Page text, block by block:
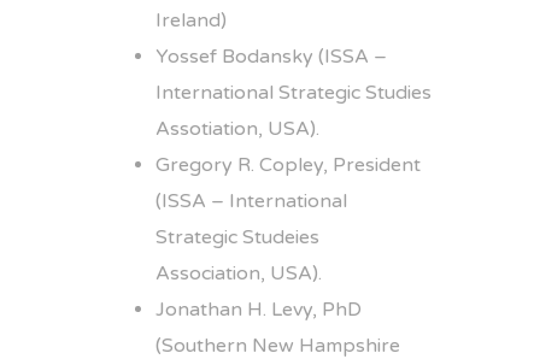
Ireland)
Yossef Bodansky (ISSA –
International Strategic Studies
Assotiation, USA).
Gregory R. Copley, President
(ISSA – International
Strategic Studeies
Association, USA).
Jonathan H. Levy, PhD
(Southern New Hampshire